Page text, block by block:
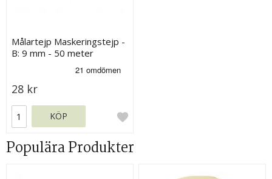
Målartejp Maskeringstejp -
B: 9 mm - 50 meter
28 kr
KÖP
Populära Produkter